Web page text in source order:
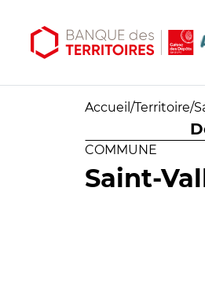
Accueil /Territoire/
COMMUNE
Saint-